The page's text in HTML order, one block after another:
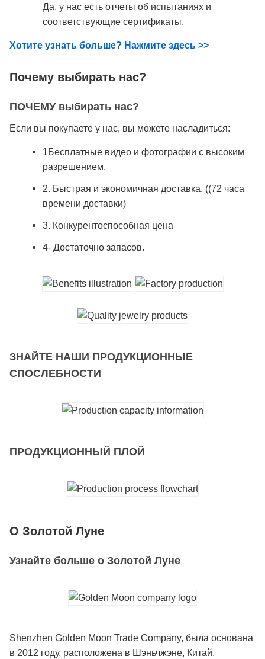
Да, у нас есть отчеты об испытаниях и
соответствующие сертификаты.
Хотите узнать больше? Нажмите здесь >>
Почему выбирать нас?
ПОЧЕМУ выбирать нас?
Если вы покупаете у нас, вы можете насладиться:
1Бесплатные видео и фотографии с высоким
разрешением.
2. Быстрая и экономичная доставка. ((72 часа
времени доставки)
3. Конкурентоспособная цена
4- Достаточно запасов.
ЗНАЙТЕ НАШИ ПРОДУКЦИОННЫЕ
СПОСЛЕБНОСТИ
ПРОДУКЦИОННЫЙ ПЛОЙ
О Золотой Луне
Узнайте больше о Золотой Луне
Shenzhen Golden Moon Trade Company, была основана
в 2012 году, расположена в Шэньчжэне, Китай,